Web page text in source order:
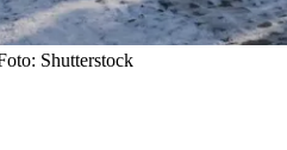
Shutterstock